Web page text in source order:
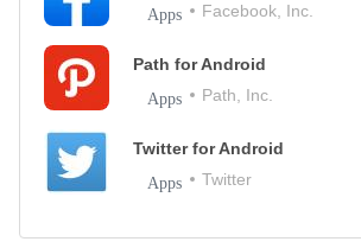
Apps Facebook, Inc.
Path for Android
Apps Path, Inc.
Twitter for Android
Apps Twitter